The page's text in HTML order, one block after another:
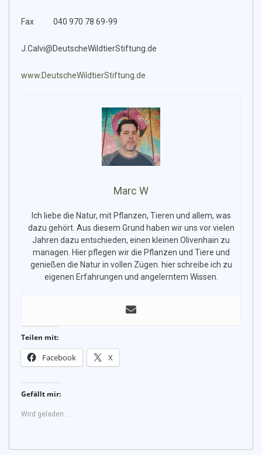
Fax 040 970 78 69-99
J.Calvi@DeutscheWildtierStiftung.de
www.DeutscheWildtierStiftung.de
Marc W
Ich liebe die Natur, mit Pflanzen, Tieren und allem, was
dazu gehört. Aus diesem Grund haben wir uns vor vielen
Jahren dazu entschieden, einen kleinen Olivenhain zu
managen. Hier pflegen wir die Pflanzen und Tiere und
genießen die Natur in vollen Zügen. hier schreibe ich zu
eigenen Erfahrungen und angelerntem Wissen.
Teilen mit:
Facebook X
Gefällt mir:
Wird geladen …